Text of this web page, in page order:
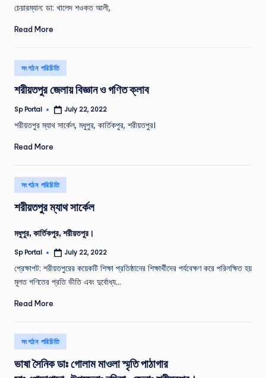
চেয়ারম্যান: ডা: খালেদ শওকত আলী,
Read More
Posted
in
সংগঠন পরিচিতি
শরীয়তপুর জেলায় বিজ্ঞান ও গণিত ক্লাব
Posted
by
Sp Portal July 22, 2022
শরীয়তপুর ম্যাথ সার্কেল, মধুপুর, কার্তিকপুর, শরীয়তপুর।
Read More
Posted
in
সংগঠন পরিচিতি
শরীয়তপুর ম্যাথ সার্কেল
মধুপুর, কার্তিকপুর, শরীয়তপুর।
Posted
Sp Portal July 22, 2022
প্রেক্ষাপট: শরীয়তপুরের কয়েকটি শিক্ষা প্রতিষ্ঠানের শিক্ষার্থীদের পর্যবেক্ষণ করে পরিলক্ষিত হয়
মূলত গণিতের প্রতি ভীতি এবং দুর্বোধ্য…
Read More
Posted
in
সংগঠন পরিচিতি
ভাষা সৈনিক ডাঃ গােলাম মাওলা স্মৃতি পাঠাগার